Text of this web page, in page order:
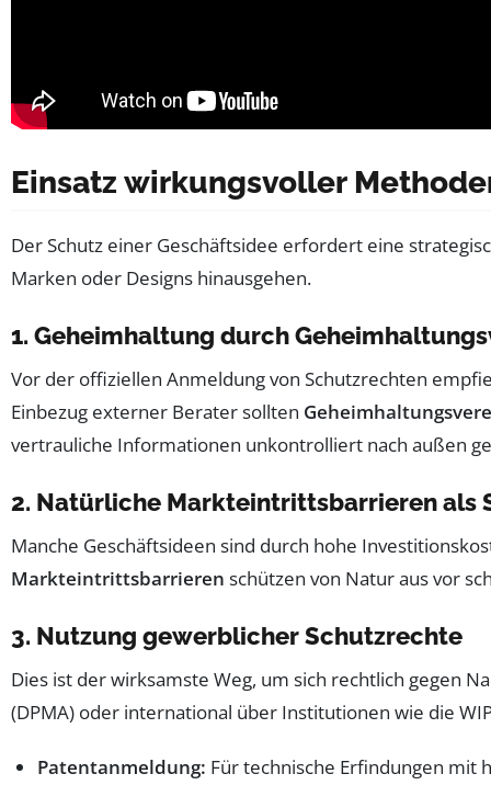
Einsatz wirkungsvoller
Der Schutz einer Geschäftsidee erfordert eine
Marken oder Designs hinausgehen.
1. Geheimhaltung durch
Vor der offiziellen Anmeldung von Schutzrechten
Einbezug externer Berater sollten
vertrauliche Informationen unkontrolliert nach außen
2. Natürliche Markteintrittsbarrieren als
Manche Geschäftsideen sind durch hohe
Markteintrittsbarrieren schützen von Natur aus vor
3. Nutzung gewerblicher Schutzrechte
Dies ist der wirksamste Weg, um sich rechtlich gegen
(DPMA) oder international über Institutionen wie die
Patentanmeldung: Für technische Erfindungen mit